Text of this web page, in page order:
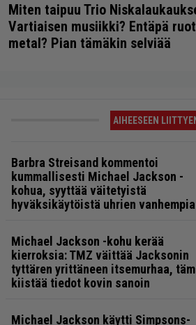
Miten taipuu Trio
Vartiaisen musiikki? Entäpä
metal? Pian tämäkin selviää
AIHEESEEN
Barbra Streisand kommentoi
kummallisesti Michael Jackson -
kohua, syyttää väitetyistä
hyväksikäytöistä uhrien vanhempia
Michael Jackson -kohu kerää
kierroksia: TMZ väittää Jacksonin
tyttären yrittäneen itsemurhaa,
kiistää tiedot kovin sanoin
Michael Jackson käytti Simpsons-